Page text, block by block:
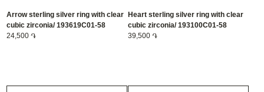
Arrow sterling silver ring with clear
cubic zirconia/ 193619C01-58
24,500 ֏
Heart sterling silver ring with clear
cubic zirconia/ 193100C01-58
39,500 ֏